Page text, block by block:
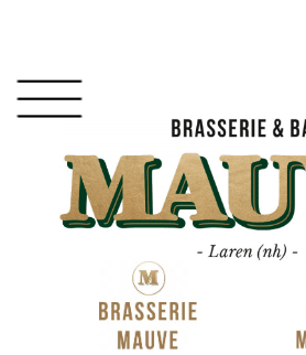
hoofdnavigatie
hoofd
inhoud
Mauve